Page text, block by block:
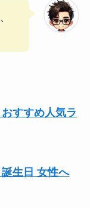
すすめ人気ラ
誕生日 女性へ